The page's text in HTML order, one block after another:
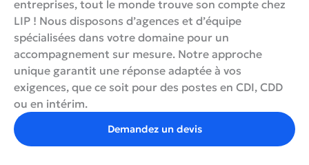
entreprises, tout le monde trouve son compte chez
LIP ! Nous disposons d’agences et d’équipe
spécialisées dans votre domaine pour un
accompagnement sur mesure. Notre approche
unique garantit une réponse adaptée à vos
exigences, que ce soit pour des postes en CDI, CDD
ou en intérim.
Demandez un devis